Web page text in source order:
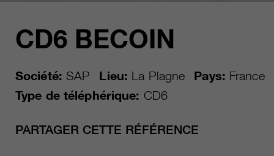
CD6 BECOIN
Société: SAP Lieu: La Plagne Pays: France
Type de téléphérique: CD6
PARTAGER CETTE RÉFÉRENCE